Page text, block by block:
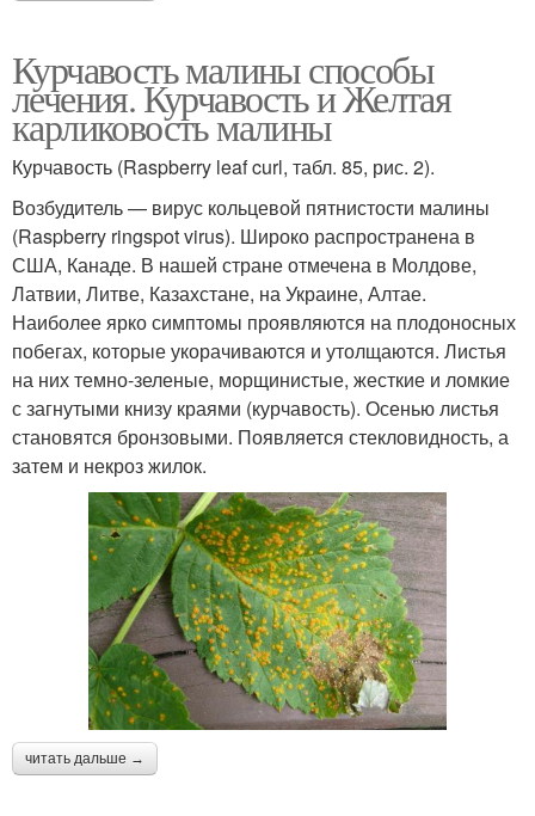
Курчавость малины способы
лечения. Курчавость и Желтая
карликовость малины
Курчавость (Raspberry leaf curl, табл. 85, рис. 2).
Возбудитель — вирус кольцевой пятнистости малины
(Raspberry ringspot virus). Широко распространена в
США, Канаде. В нашей стране отмечена в Молдове,
Латвии, Литве, Казахстане, на Украине, Алтае.
Наиболее ярко симптомы проявляются на плодоносных
побегах, которые укора­чиваются и утолщаются. Листья
на них темно-зеленые, морщинистые, жесткие и ломкие
с загнутыми книзу краями (кур­чавость). Осенью листья
становятся брон­зовыми. Появляется стекловидность, а
за­тем и некроз жилок.
читать дальше →